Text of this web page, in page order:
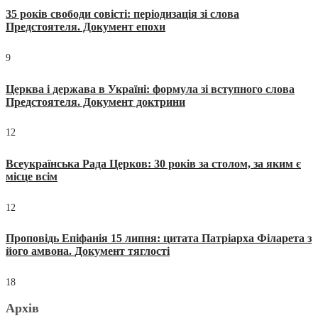
35 років свободи совісті: періодизація зі слова
Предстоятеля. Документ епохи
9
Церква і держава в Україні: формула зі вступного слова
Предстоятеля. Документ доктрини
12
Всеукраїнська Рада Церков: 30 років за столом, за яким є
місце всім
12
Проповідь Епіфанія 15 липня: цитата Патріарха Філарета з
його амвона. Документ тяглості
18
Архів